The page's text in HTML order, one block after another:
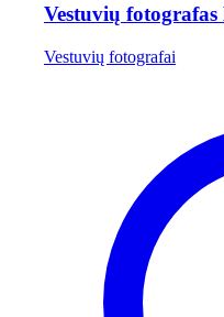
Vestuvių
Vestuvių fotografai